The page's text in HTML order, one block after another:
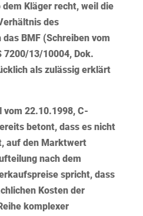
dem Kläger recht, weil die
des
BMF (Schreiben vom
7200/13/10004, Dok.
als zulässig erklärt
vom 22.10.1998, C-
betont, dass es nicht
auf den Marktwert
nach dem
spricht, dass
Kosten der
komplexer